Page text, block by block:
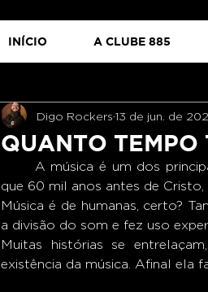
INÍCIO A CLUBE 885
QUANTO TEMPO
Digo Rockers 13 de jun. de
que 60 mil anos antes de
Música é de humanas, certo?
a divisão do som e fez uso
Muitas histórias se
existência da música. Afinal ela